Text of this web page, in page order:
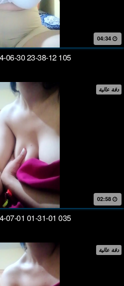
04:34
06-30 23-38-12 105
دقة عالية
02:58
07-01 01-31-01 035
دقة عالية